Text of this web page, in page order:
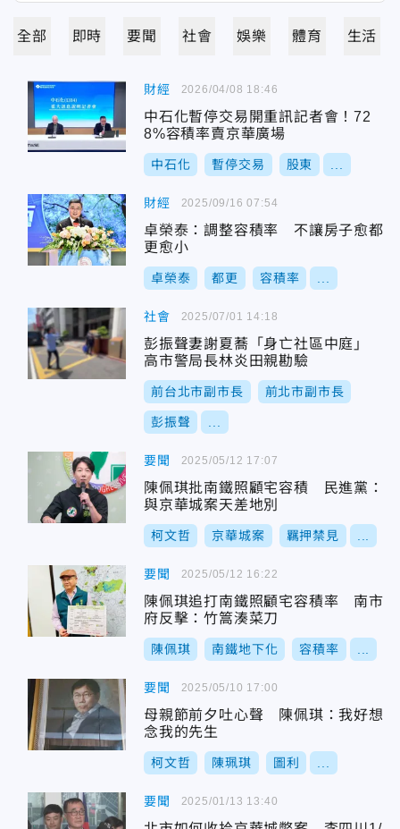
全部 即時 要聞 社會 娛樂 體育 生活
財經
中石化暫停交易開重訊記者會！72
8%容積率賣京華廣場
中石化 暫停交易 股東
2026/04/08 18:46
財經
卓榮泰：調整容積率 不讓房子愈都
更愈小
卓榮泰 都更 容積率
2025/09/16 07:54
社會
彭振聲妻謝夏蕎「身亡社區中庭」
高市警局長林炎田親勘驗
前台北市副市長 前北市副市長
彭振聲
2025/07/01 14:18
要聞
陳佩琪批南鐵照顧宅容積 民進黨：
與京華城案天差地別
柯文哲 京華城案 羈押禁見
2025/05/12 17:07
要聞
陳佩琪追打南鐵照顧宅容積率 南市
府反擊：竹篙湊菜刀
陳佩琪 南鐵地下化 容積率
2025/05/12 16:22
要聞
母親節前夕吐心聲 陳佩琪：我好想
念我的先生
柯文哲 陳珮琪 圖利
2025/05/10 17:00
要聞 2025/01/13 13:40